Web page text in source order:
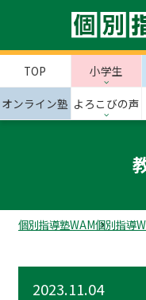
TOP 小学生
オンライン塾 よろこびの声
個別指導塾WAM個別指導
2023.11.04